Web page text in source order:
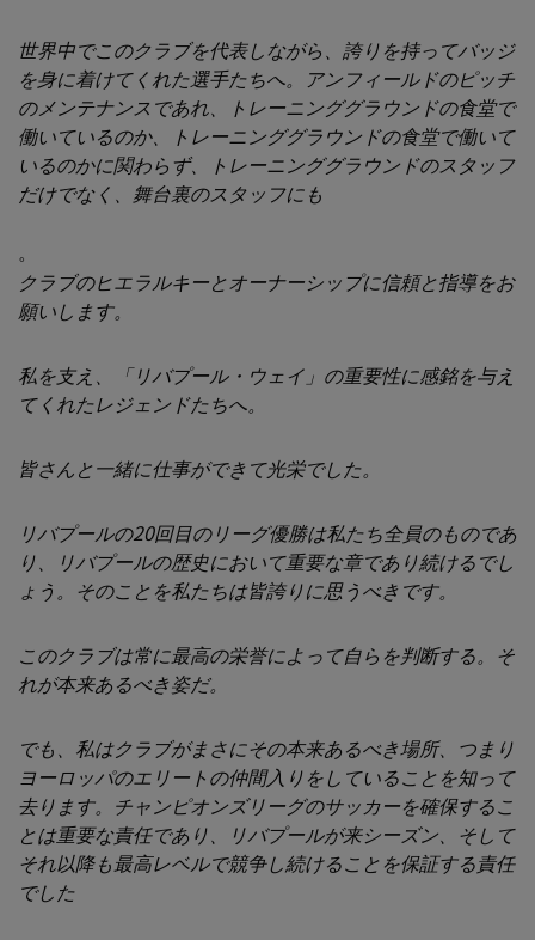
世界中でこのクラブを代表しながら、誇りを持ってバッジ
を身に着けてくれた選手たちへ。アンフィールドのピッチ
のメンテナンスであれ、トレーニンググラウンドの食堂で
働いているのか、トレーニンググラウンドの食堂で働いて
いるのかに関わらず、トレーニンググラウンドのスタッフ
だけでなく、舞台裏のスタッフにも
。
クラブのヒエラルキーとオーナーシップに信頼と指導をお
願いします。
私を支え、「リバプール・ウェイ」の重要性に感銘を与え
てくれたレジェンドたちへ。
皆さんと一緒に仕事ができて光栄でした。
リバプールの20回目のリーグ優勝は私たち全員のものであ
り、リバプールの歴史において重要な章であり続けるでし
ょう。そのことを私たちは皆誇りに思うべきです。
このクラブは常に最高の栄誉によって自らを判断する。そ
れが本来あるべき姿だ。
でも、私はクラブがまさにその本来あるべき場所、つまり
ヨーロッパのエリートの仲間入りをしていることを知って
去ります。チャンピオンズリーグのサッカーを確保するこ
とは重要な責任であり、リバプールが来シーズン、そして
それ以降も最高レベルで競争し続けることを保証する責任
でした